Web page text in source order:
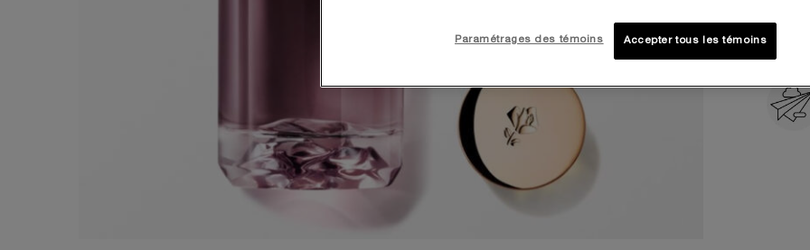
Accepter tous les témoins
Paramétrages des témoins